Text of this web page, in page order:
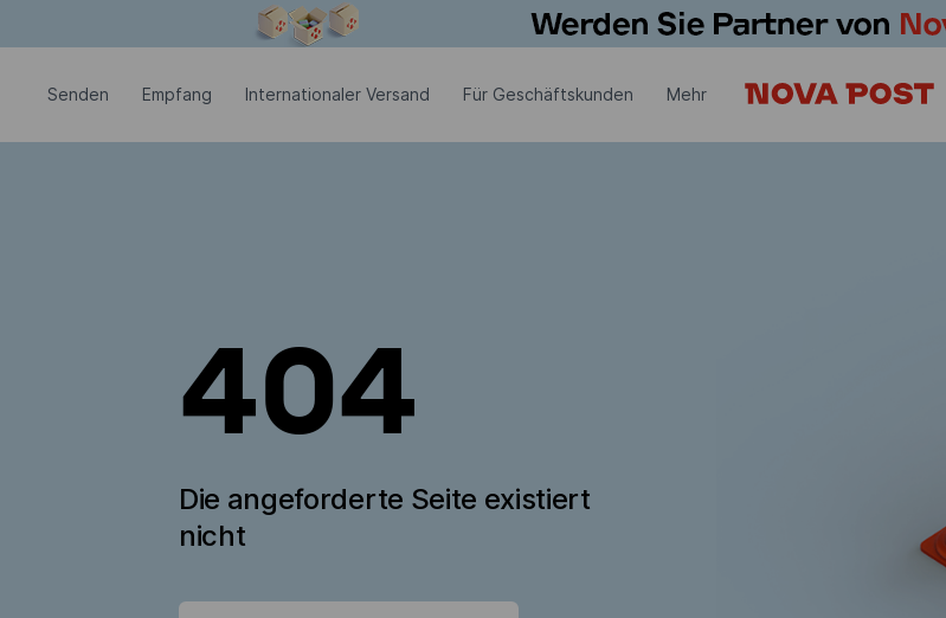
Senden Empfang Internationaler Versand Für Geschäftskunden Mehr
404
Die angeforderte Seite existiert
nicht
Modales Fenster ist geöffnet